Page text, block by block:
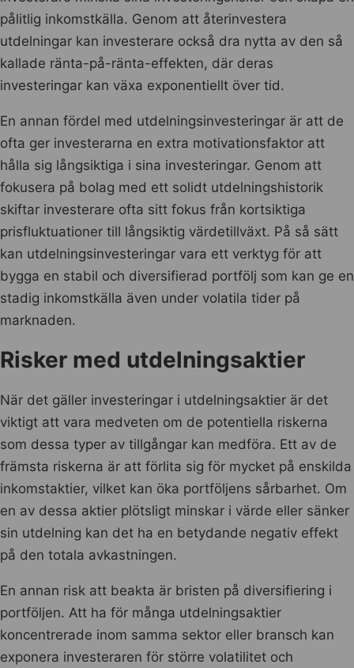
pålitlig inkomstkälla. Genom att återinvestera
utdelningar kan investerare också dra nytta av den så
kallade ränta-på-ränta-effekten, där deras
investeringar kan växa exponentiellt över tid.
En annan fördel med utdelningsinvesteringar är att de
ofta ger investerarna en extra motivationsfaktor att
hålla sig långsiktiga i sina investeringar. Genom att
fokusera på bolag med ett solidt utdelningshistorik
skiftar investerare ofta sitt fokus från kortsiktiga
prisfluktuationer till långsiktig värdetillväxt. På så sätt
kan utdelningsinvesteringar vara ett verktyg för att
bygga en stabil och diversifierad portfölj som kan ge en
stadig inkomstkälla även under volatila tider på
marknaden.
Risker med utdelningsaktier
När det gäller investeringar i utdelningsaktier är det
viktigt att vara medveten om de potentiella riskerna
som dessa typer av tillgångar kan medföra. Ett av de
främsta riskerna är att förlita sig för mycket på enskilda
inkomstaktier, vilket kan öka portföljens sårbarhet. Om
en av dessa aktier plötsligt minskar i värde eller sänker
sin utdelning kan det ha en betydande negativ effekt
på den totala avkastningen.
En annan risk att beakta är bristen på diversifiering i
portföljen. Att ha för många utdelningsaktier
koncentrerade inom samma sektor eller bransch kan
exponera investeraren för större volatilitet och